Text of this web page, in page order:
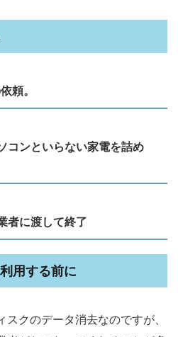
頼。
コンといらない家電を詰め
者に渡して終了
用する前に
クのデータ消去なのですが、